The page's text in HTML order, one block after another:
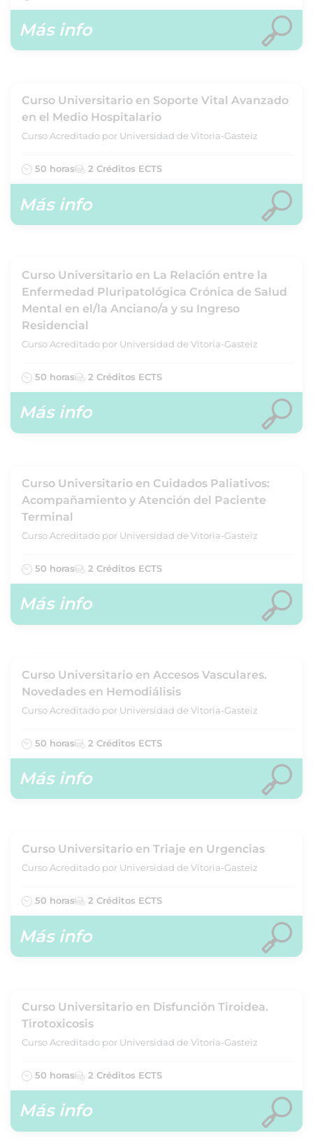
Más info
Curso Universitario en Soporte Vital Avanzado
en el Medio Hospitalario
Curso Acreditado por Universidad de Vitoria-Gasteiz
50 horas 2 Créditos ECTS
Más info
Curso Universitario en La Relación entre la
Enfermedad Pluripatológica Crónica de Salud
Mental en el/la Anciano/a y su Ingreso
Residencial
Curso Acreditado por Universidad de Vitoria-Gasteiz
50 horas 2 Créditos ECTS
Más info
Curso Universitario en Cuidados Paliativos:
Acompañamiento y Atención del Paciente
Terminal
Curso Acreditado por Universidad de Vitoria-Gasteiz
50 horas 2 Créditos ECTS
Más info
Curso Universitario en Accesos Vasculares.
Novedades en Hemodiálisis
Curso Acreditado por Universidad de Vitoria-Gasteiz
50 horas 2 Créditos ECTS
Más info
Curso Universitario en Triaje en Urgencias
Curso Acreditado por Universidad de Vitoria-Gasteiz
50 horas 2 Créditos ECTS
Más info
Curso Universitario en Disfunción Tiroidea.
Tirotoxicosis
Curso Acreditado por Universidad de Vitoria-Gasteiz
50 horas 2 Créditos ECTS
Más info